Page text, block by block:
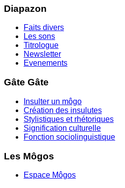
Diapazon
Faits divers
Les sons
Titrologue
Newsletter
Evenements
Gâte Gâte
Insulter un môgo
Création des insulutes
Stylistiques et rhétoriques
Signification culturelle
Fonction sociolinguistique
Les Môgos
Espace Môgos